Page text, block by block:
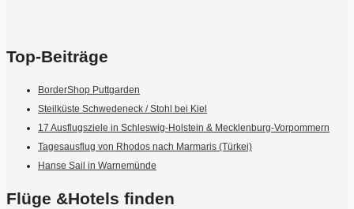
Top-Beiträge
BorderShop Puttgarden
Steilküste Schwedeneck / Stohl bei Kiel
17 Ausflugsziele in Schleswig-Holstein & Mecklenburg-Vorpommern
Tagesausflug von Rhodos nach Marmaris (Türkei)
Hanse Sail in Warnemünde
Flüge &Hotels finden